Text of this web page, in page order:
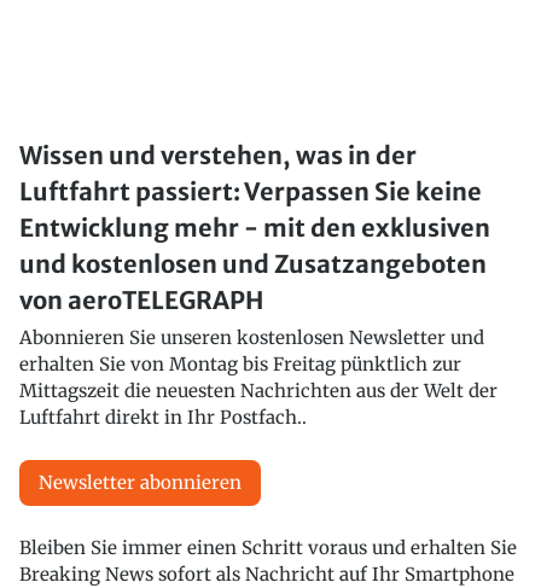
Wissen und verstehen, was in der
Luftfahrt passiert: Verpassen Sie keine
Entwicklung mehr - mit den exklusiven
und kostenlosen und Zusatzangeboten
von aeroTELEGRAPH
Abonnieren Sie unseren kostenlosen Newsletter und
erhalten Sie von Montag bis Freitag pünktlich zur
Mittagszeit die neuesten Nachrichten aus der Welt der
Luftfahrt direkt in Ihr Postfach..
Newsletter abonnieren
Bleiben Sie immer einen Schritt voraus und erhalten Sie
Breaking News sofort als Nachricht auf Ihr Smartphone